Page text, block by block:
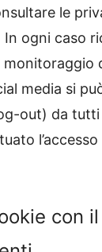
le
In ogni caso
monitoraggio
media si
out) da
con